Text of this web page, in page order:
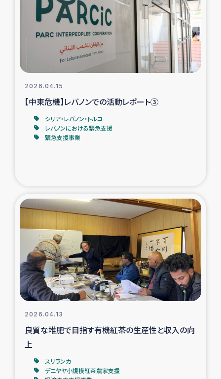
レバノンでのシリア難民への食糧・越冬支援
レバノンにおける緊急支援
レバノンでのシリア難民への教育支援事業
レバノンでのシリア難民・レバノン人への農業支援
海外ルーツの市民との共生
復興応援隊の活動
仮設住宅生活支援・農業復興支援
漁業復興支援
インターン・ボランティア日誌
居場所づくり
ガザ空爆被災者への食料支援と農家生産支援
2026.04.15
【中東危機】レバノンでの活動レポート③
シリア・レバノン・トルコ
レバノンにおける緊急支援
緊急支援事業
2026.04.13
良質な堆肥で目指す有機紅茶の生産性と収入の向
上
スリランカ
デニヤヤ小規模紅茶農家支援